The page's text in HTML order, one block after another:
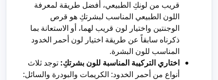
قريب من لونكِ الطبيعي، أفضل طريقة لمعرفة
اللون الطبيعي المناسب لبشرتكِ هو قرص
الوجنتين واختيار لون قريب لهما، أو الاستعانة بما
ذكرناه سابقاً عن طريقة اختيار لون أحمر الخدود
المناسب للون البشرة.
اختاري التركيبة المناسبة للون بشرتكِ: توجد ثلاث
أنواع من أحمر الخدود: الكريمات والبودرة والسائل: